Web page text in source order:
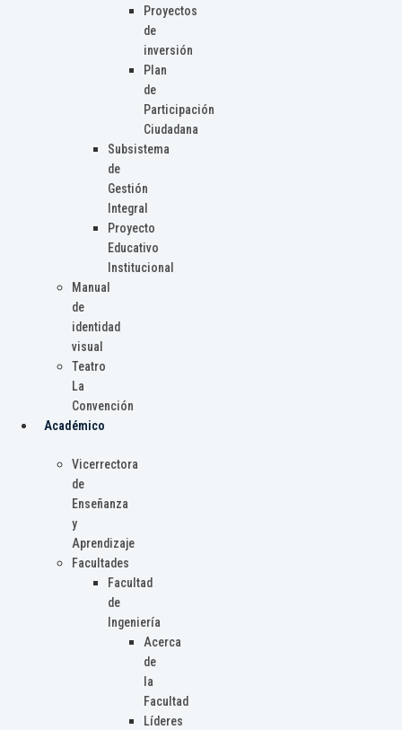
Proyectos
de
inversión
Plan
de
Participación
Ciudadana
Subsistema
de
Gestión
Integral
Proyecto
Educativo
Institucional
Manual
de
identidad
visual
Teatro
La
Convención
Académico
Vicerrectora
de
Enseñanza
y
Aprendizaje
Facultades
Facultad
de
Ingeniería
Acerca
de
la
Facultad
Líderes